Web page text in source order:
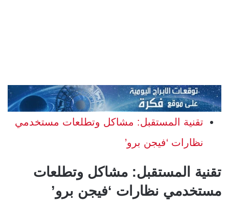
تقنية المستقبل: مشاكل وتطلعات مستخدمي
نظارات ‘فيجن برو’
تقنية المستقبل: مشاكل وتطلعات
مستخدمي نظارات ‘فيجن برو’